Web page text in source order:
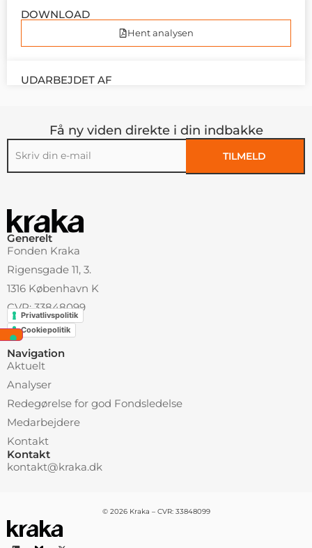
DOWNLOAD
Hent analysen
UDARBEJDET AF
Få ny viden direkte i din indbakke
TILMELD
Generelt
Fonden Kraka
Rigensgade 11, 3.
1316 København K
CVR: 33848099
Privatlivspolitik
Cookiepolitik
Navigation
Aktuelt
Analyser
Redegørelse for god Fondsledelse
Medarbejdere
Kontakt
Kontakt
kontakt@kraka.dk
© 2026 Kraka – CVR: 33848099